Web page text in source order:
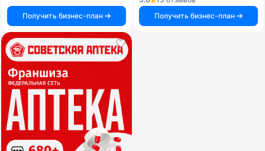
Получить бизнес-план
Получить бизнес-план